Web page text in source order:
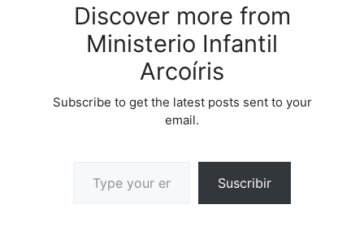
Discover more from
Ministerio Infantil
Arcoíris
Subscribe to get the latest posts sent to your
email.
Suscribir